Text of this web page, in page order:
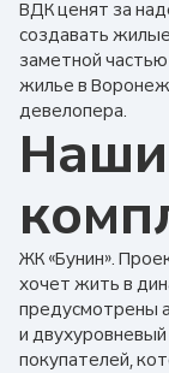
ВДК ценят за
создавать
заметной
жилье в
девелопера.
ЖК «Бунин».
хочет жить в
предусмотрены
и
покупателей,